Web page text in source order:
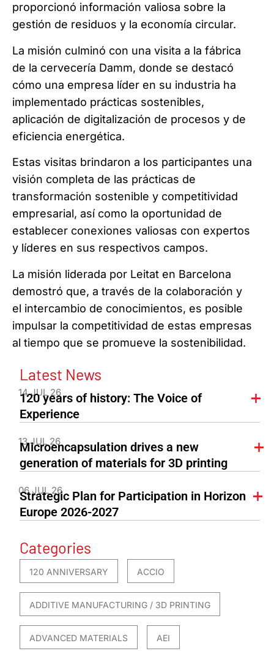
proporcionó información valiosa sobre la
gestión de residuos y la economía circular.
La misión culminó con una visita a la fábrica
de la cervecería Damm, donde se destacó
cómo una empresa líder en su industria ha
implementado prácticas sostenibles,
aplicación de digitalización de procesos y de
eficiencia energética.
Estas visitas brindaron a los participantes una
visión completa de las prácticas de
transformación sostenible y competitividad
empresarial, así como la oportunidad de
establecer conexiones valiosas con expertos
y líderes en sus respectivos campos.
La misión liderada por Leitat en Barcelona
demostró que, a través de la colaboración y
el intercambio de conocimientos, es posible
impulsar la competitividad de estas empresas
al tiempo que se promueve la sostenibilidad.
Latest News
14 JUL 26
120 years of history: The Voice of
Experience
13 JUL 26
Microencapsulation drives a new
generation of materials for 3D printing
06 JUL 26
Strategic Plan for Participation in Horizon
Europe 2026-2027
Categories
120 ANNIVERSARY ACCIO
ADDITIVE MANUFACTURING / 3D PRINTING
ADVANCED MATERIALS AEI